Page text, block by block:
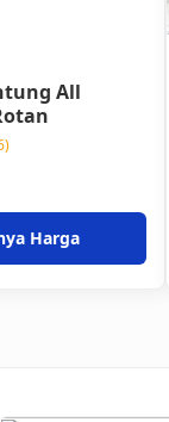
All
Harga